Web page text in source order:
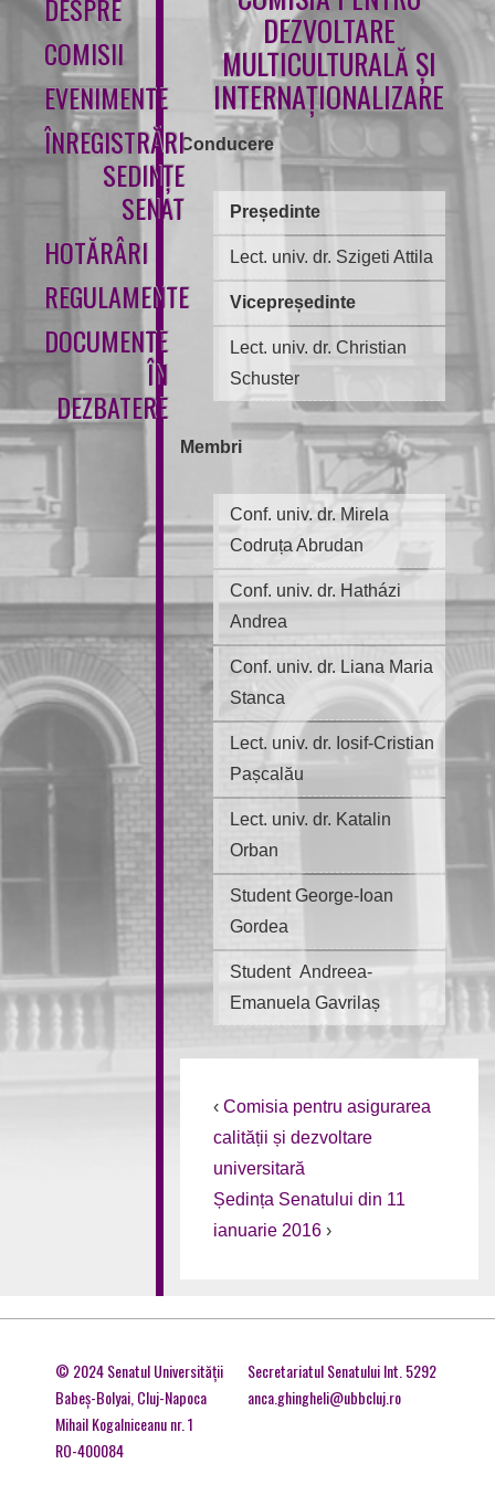
DESPRE
COMISII
EVENIMENTE
ÎNREGISTRĂRI
SEDINȚE
SENAT
HOTĂRÂRI
REGULAMENTE
DOCUMENTE
ÎN
DEZBATERE
DEZVOLTARE
MULTICULTURALĂ ȘI
INTERNAȚIONALIZARE
Conducere
Președinte
Lect. univ. dr. Szigeti Attila
Vicepreședinte
Lect. univ. dr. Christian
Schuster
Membri
Conf. univ. dr. Mirela
Codruța Abrudan
Conf. univ. dr. Hatházi
Andrea
Conf. univ. dr. Liana Maria
Stanca
Lect. univ. dr. Iosif-Cristian
Pașcalău
Lect. univ. dr. Katalin
Orban
Student George-Ioan
Gordea
Student Andreea-
Emanuela Gavrilaș
‹ Comisia pentru asigurarea
calității și dezvoltare
universitară
Ședința Senatului din 11
ianuarie 2016›
© 2024 Senatul Universităţii
Babeş-Bolyai, Cluj-Napoca
Mihail Kogalniceanu nr. 1
RO-400084
Secretariatul Senatului Int. 5292
anca.ghingheli@ubbcluj.ro